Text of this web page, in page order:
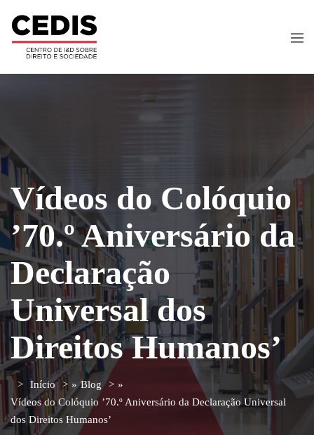
Vídeos do Colóquio
’70.º Aniversário da
Declaração
Universal dos
Direitos Humanos’
Início » Blog
»
Vídeos do Colóquio ’70.º Aniversário da Declaração Universal
dos Direitos Humanos’